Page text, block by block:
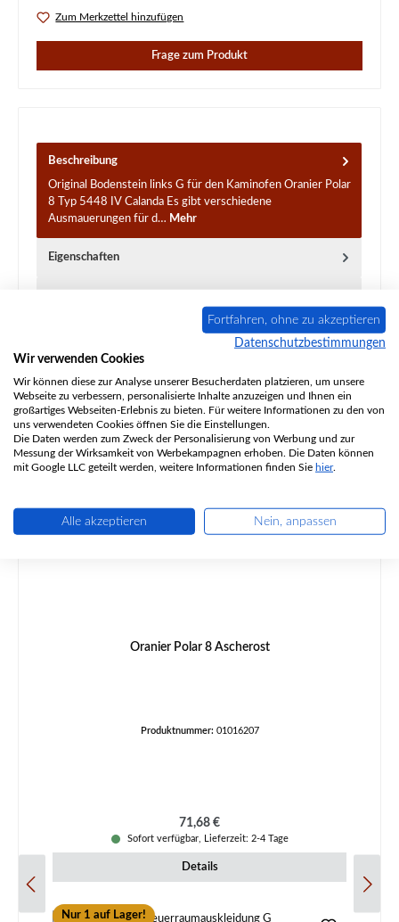
Zum Merkzettel hinzufügen
Frage zum Produkt
Beschreibung
Original Bodenstein links G für den Kaminofen Oranier Polar
8 Typ 5448 IV Calanda Es gibt verschiedene
Ausmauerungen für d… Mehr
Eigenschaften
Produktgalerie überspringen
Ähnliche Artikel
Oranier Polar 8 Ascherost
Produktnummer: 01016207
Regulärer Preis:
71,68 €
Sofort verfügbar, Lieferzeit: 2-4 Tage
Details
Nur 1 auf Lager!
Fortfahren, ohne zu akzeptieren
Datenschutzbestimmungen
Wir verwenden Cookies
Wir können diese zur Analyse unserer Besucherdaten platzieren, um unsere
Webseite zu verbessern, personalisierte Inhalte anzuzeigen und Ihnen ein
großartiges Webseiten-Erlebnis zu bieten. Für weitere Informationen zu den von
uns verwendeten Cookies öffnen Sie die Einstellungen.
Die Daten werden zum Zweck der Personalisierung von Werbung und zur
Messung der Wirksamkeit von Werbekampagnen erhoben. Die Daten können
mit Google LLC geteilt werden, weitere Informationen finden Sie hier.
Alle akzeptieren Nein, anpassen